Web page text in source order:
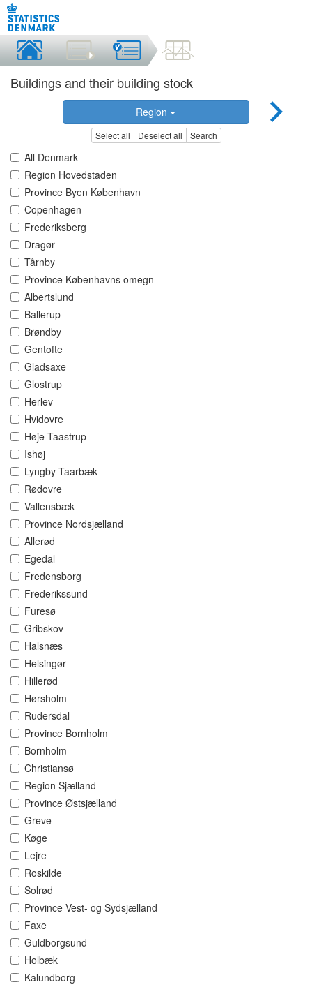
Buildings and their building stock
Region
Select all Deselect all Search
All Denmark
Region Hovedstaden
Province Byen København
Copenhagen
Frederiksberg
Dragør
Tårnby
Province Københavns omegn
Albertslund
Ballerup
Brøndby
Gentofte
Gladsaxe
Glostrup
Herlev
Hvidovre
Høje-Taastrup
Ishøj
Lyngby-Taarbæk
Rødovre
Vallensbæk
Province Nordsjælland
Allerød
Egedal
Fredensborg
Frederikssund
Furesø
Gribskov
Halsnæs
Helsingør
Hillerød
Hørsholm
Rudersdal
Province Bornholm
Bornholm
Christiansø
Region Sjælland
Province Østsjælland
Greve
Køge
Lejre
Roskilde
Solrød
Province Vest- og Sydsjælland
Faxe
Guldborgsund
Holbæk
Kalundborg